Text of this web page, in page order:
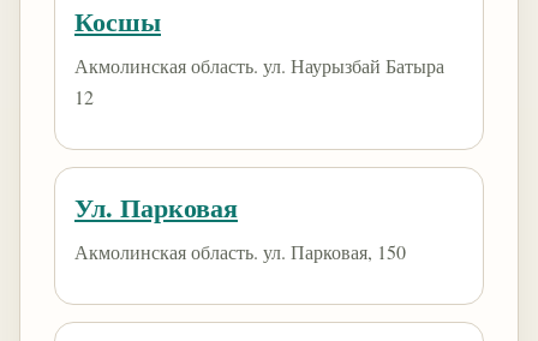
Косшы
Акмолинская область. ул. Наурызбай Батыра
12
Ул. Парковая
Акмолинская область. ул. Парковая, 150